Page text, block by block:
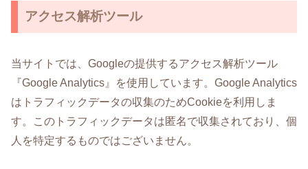
アクセス解析ツール
当サイトでは、Googleの提供するアクセス解析ツール
『Google Analytics』を使用しています。Google Analytics
はトラフィックデータの収集のためCookieを利用しま
す。このトラフィックデータは匿名で収集されており、個
人を特定するものではございません。